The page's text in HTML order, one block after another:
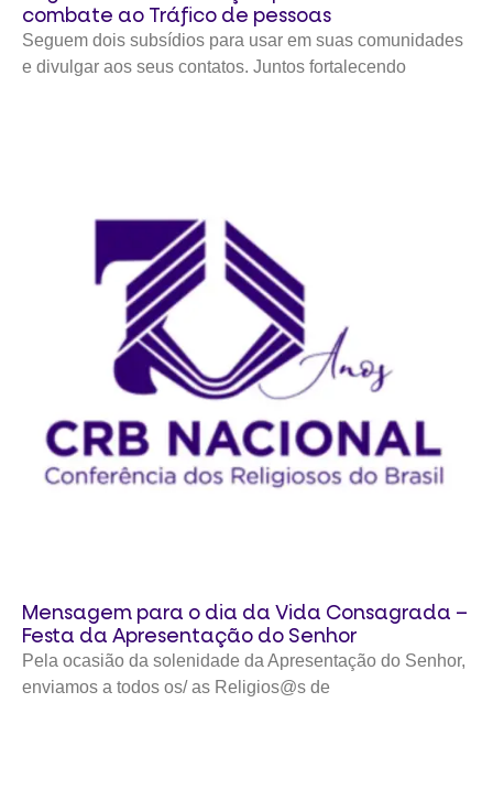
combate ao Tráfico de pessoas
Seguem dois subsídios para usar em suas comunidades
e divulgar aos seus contatos. Juntos fortalecendo
Mensagem para o dia da Vida Consagrada –
Festa da Apresentação do Senhor
Pela ocasião da solenidade da Apresentação do Senhor,
enviamos a todos os/ as Religios@s de